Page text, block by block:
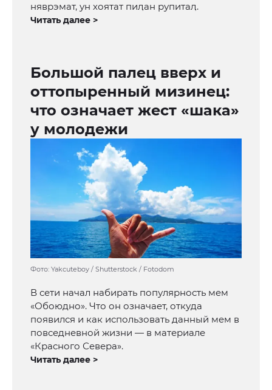
няврэмат, ун хоятат пиӆан рупитаӆ.
Читать далее >
Большой палец вверх и
оттопыренный мизинец:
что означает жест «шака»
у молодежи
Фото: Yakcuteboy / Shutterstock / Fotodom
В сети начал набирать популярность мем
«Обоюдно». Что он означает, откуда
появился и как использовать данный мем в
повседневной жизни — в материале
«Красного Севера».
Читать далее >